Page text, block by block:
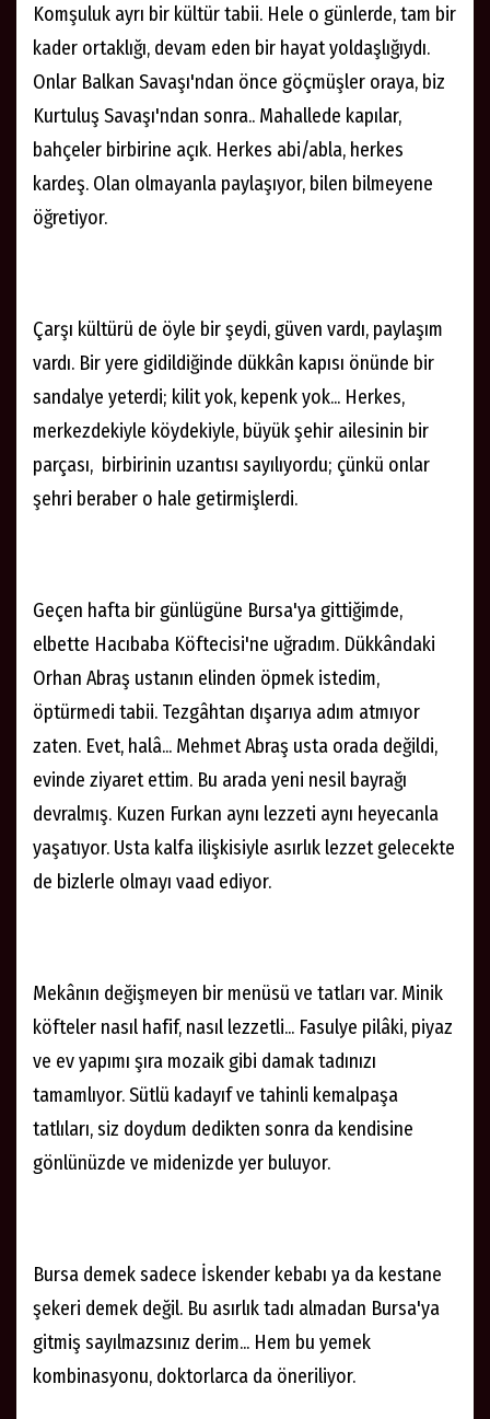
Komşuluk ayrı bir kültür tabii. Hele o günlerde, tam bir
kader ortaklığı, devam eden bir hayat yoldaşlığıydı.
Onlar Balkan Savaşı'ndan önce göçmüşler oraya, biz
Kurtuluş Savaşı'ndan sonra.. Mahallede kapılar,
bahçeler birbirine açık. Herkes abi/abla, herkes
kardeş. Olan olmayanla paylaşıyor, bilen bilmeyene
öğretiyor.
Çarşı kültürü de öyle bir şeydi, güven vardı, paylaşım
vardı. Bir yere gidildiğinde dükkân kapısı önünde bir
sandalye yeterdi; kilit yok, kepenk yok... Herkes,
merkezdekiyle köydekiyle, büyük şehir ailesinin bir
parçası, birbirinin uzantısı sayılıyordu; çünkü onlar
şehri beraber o hale getirmişlerdi.
Geçen hafta bir günlügüne Bursa'ya gittiğimde,
elbette Hacıbaba Köftecisi'ne uğradım. Dükkândaki
Orhan Abraş ustanın elinden öpmek istedim,
öptürmedi tabii. Tezgâhtan dışarıya adım atmıyor
zaten. Evet, halâ... Mehmet Abraş usta orada değildi,
evinde ziyaret ettim. Bu arada yeni nesil bayrağı
devralmış. Kuzen Furkan aynı lezzeti aynı heyecanla
yaşatıyor. Usta kalfa ilişkisiyle asırlık lezzet gelecekte
de bizlerle olmayı vaad ediyor.
Mekânın değişmeyen bir menüsü ve tatları var. Minik
köfteler nasıl hafif, nasıl lezzetli... Fasulye pilâki, piyaz
ve ev yapımı şıra mozaik gibi damak tadınızı
tamamlıyor. Sütlü kadayıf ve tahinli kemalpaşa
tatlıları, siz doydum dedikten sonra da kendisine
gönlünüzde ve midenizde yer buluyor.
Bursa demek sadece İskender kebabı ya da kestane
şekeri demek değil. Bu asırlık tadı almadan Bursa'ya
gitmiş sayılmazsınız derim... Hem bu yemek
kombinasyonu, doktorlarca da öneriliyor.